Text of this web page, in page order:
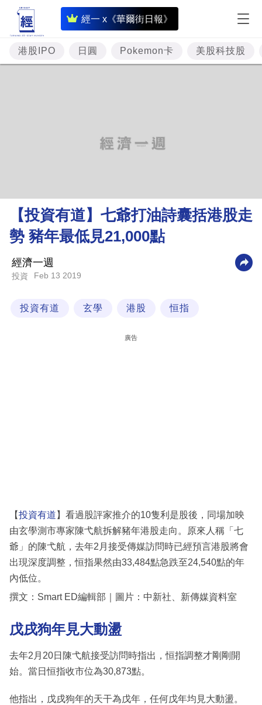
經一 x《華爾街日報》
即
時
財
經
理
財
商
科
區
港股IPO 日圓 Pokemon卡 美股科技股
【投資有道】七爺打油詩囊括港股走
勢 豬年最低見21,000點
經濟一週
投資 Feb 13 2019
投資有道 玄學 港股 恒指
廣告
【投資有道 】看過股評家推介的10隻利是股後，同場加映
由玄學測市專家陳弋航拆解豬年港股走向。原來人稱「七
爺」的陳弋航，去年2月接受傳媒訪問時已經預言港股將會
出現深度調整，恒指果然由33,484點急跌至24,540點的年
內低位。
撰文：Smart ED編輯部｜圖片：中新社、新傳媒資料室
戊戌狗年見大動盪
去年2月20日陳弋航接受訪問時指出，恒指調整才剛剛開
始。當日恒指收市位為30,873點。
他指出，戊戌狗年的天干為戊年，任何戊年均見大動盪。